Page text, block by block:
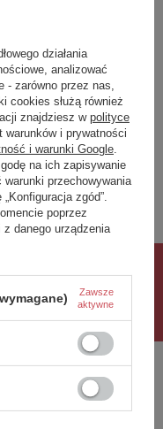
pytania?
Zadaj pytanie
5/5
działania
analizować
- zarówno przez nas,
cookies służą również
znajdziesz wpolityce
warunków i prywatności
i warunki Google
na ich zapisywanie
przechowywania
zgód”.
poprzez
danego urządzenia
Zawsze
aktywne